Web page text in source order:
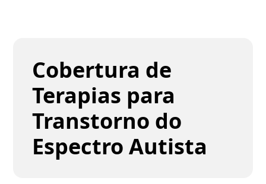
Cobertura de
Terapias para
Transtorno do
Espectro Autista